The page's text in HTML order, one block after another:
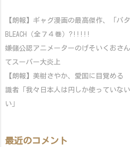
【朗報】ギャグ漫画の最高傑作、「パ
BLEACH（全７４巻）?!!!!!
嫌儲公認アニメーターのげそいくおさ
てスーパー大炎上
【朗報】美樹さやか、愛国に目覚める
識者「我々日本人は円しか使っていな
い」
最近のコメント